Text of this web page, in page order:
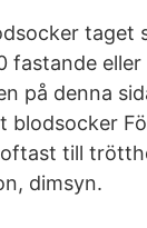
taget
fastande
på denna
blodsocker
till
dimsyn.